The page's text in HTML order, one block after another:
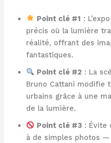
Point clé #1 : L’expo
précis où la lumière
réalité, offrant des
fantastiques.
Point clé #2 : La
Bruno Cattani modifie
urbains grâce à une
de la lumière.
Point clé #3 : Évite
à de simples photos —